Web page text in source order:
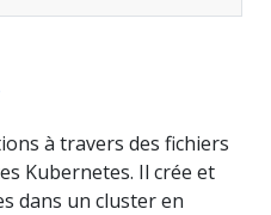
à travers des fichiers
Kubernetes. Il crée et
dans un cluster en